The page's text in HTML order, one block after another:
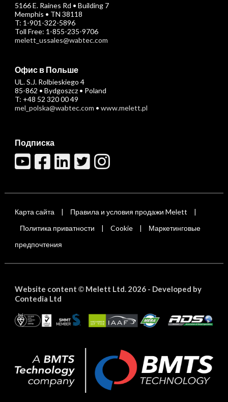
5166 E. Raines Rd • Building 7
Memphis • TN 38118
T: 1-901-322-5896
Toll Free: 1-855-235-9706
melett_ussales@wabtec.com
Офис в Польше
UL. S.J. Rolbieskiego 4
85-862 • Bydgoszcz • Poland
T: +48 52 320 00 49
mel_polska@wabtec.com • www.melett.pl
Подписка
Карта сайта Правила и условия продажи Melett
Политика приватности Cookie
Маркетинговые
предпочтения
Website content ©Melett Ltd. 2026 - Developed by
Contedia Ltd